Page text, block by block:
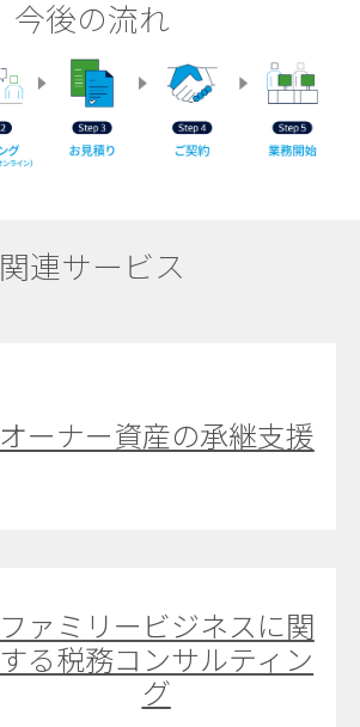
今後の流れ
関連サービス
オーナー資産の承継支援
ファミリービジネスに関
する税務コンサルティン
グ